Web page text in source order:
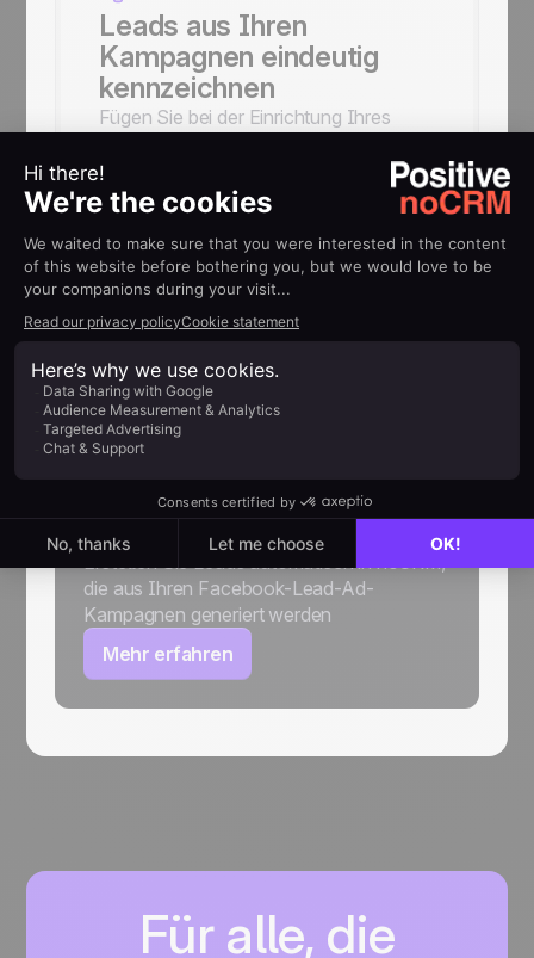
Leads aus Ihren
Kampagnen eindeutig
kennzeichnen
Fügen Sie bei der Einrichtung Ihres
um die Herkunft Ihrer Leads für
Auswertungen und Berichte jederzeit
HILFE
Implementierungsleitfäden
Leads aus Facebook-Lead-
Ad-Kampagnen hinzufügen
Erstellen Sie Leads automatisch in noCRM,
die aus Ihren Facebook-Lead-Ad-
Kampagnen generiert werden
Mehr erfahren
Für alle, die